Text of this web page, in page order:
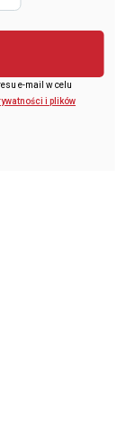
e-mail w celu
i plików